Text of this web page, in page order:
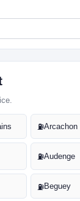
⛽Arcachon
⛽Audenge
⛽Beguey